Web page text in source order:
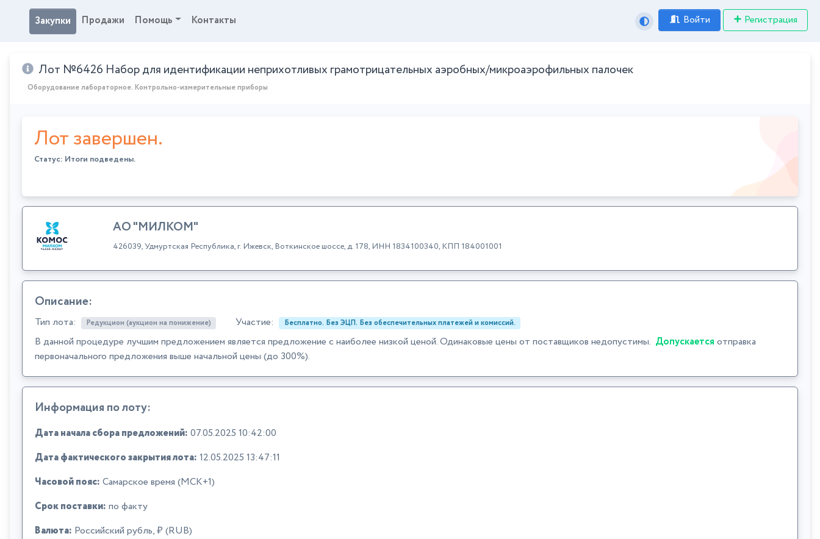
Закупки Продажи Помощь Контакты Войти Регистрация
Лот №6426 Набор для идентификации неприхотливых грамотрицательных аэробных/микроаэрофильных палочек
Оборудование лабораторное. Контрольно-измерительные приборы
Лот завершен.
Статус: Итоги подведены.
АО "МИЛКОМ"
426039, Удмуртская Республика, г. Ижевск, Воткинское шоссе, д. 178, ИНН 1834100340, КПП 184001001
Описание:
Тип лота: Редукцион (аукцион на понижение) Участие: Бесплатно. Без ЭЦП. Без обеспечительных платежей и комиссий.
В данной процедуре лучшим предложением является предложение с наиболее низкой ценой. Одинаковые цены от поставщиков недопустимы. Допускается отправка
первоначального предложения выше начальной цены (до 300%).
Информация по лоту:
Дата начала сбора предложений: 07.05.2025 10:42:00
Дата фактического закрытия лота: 12.05.2025 13:47:11
Часовой пояс: Самарское время (МСК+1)
Срок поставки: по факту
Валюта: Российский рубль, ₽ (RUB)